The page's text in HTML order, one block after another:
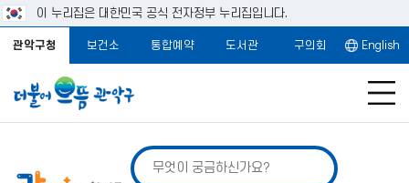
이 누리집은 대한민국 공식 전자정부 누리집입니다.
관악구청 보건소 통합예약 도서관 구의회 English
통
합